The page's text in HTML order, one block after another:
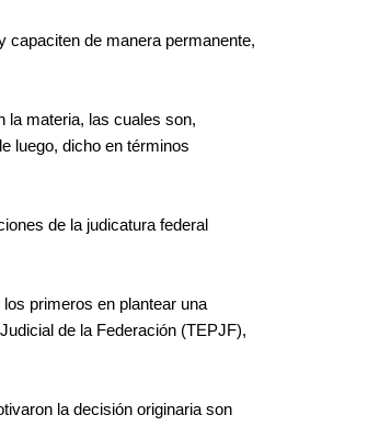
capaciten de manera permanente,
la materia, las cuales son,
luego, dicho en términos
de la judicatura federal
primeros en plantear una
de la Federación (TEPJF),
la decisión originaria son